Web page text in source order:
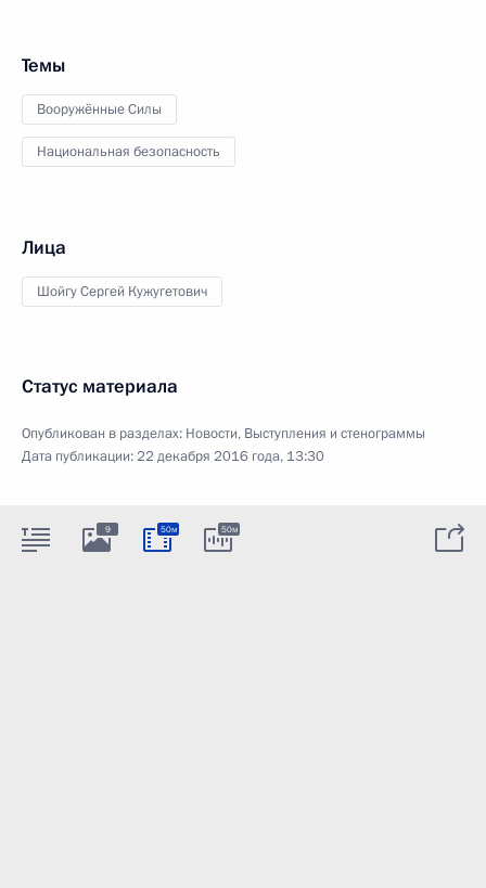
Темы
Вооружённые Силы
Национальная безопасность
Лица
Шойгу Сергей Кужугетович
Статус материала
Опубликован в разделах: Новости, Выступления и стенограммы
Дата публикации:22 декабря 2016 года, 13:30
9 50м 50м